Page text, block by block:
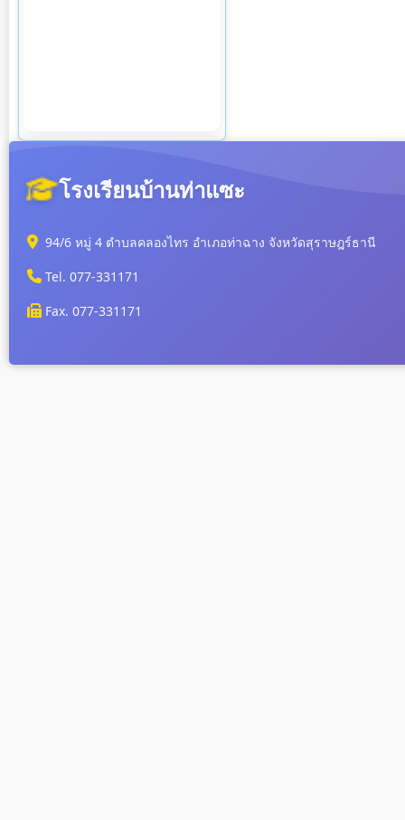
โรงเรียนบ้านท่าแซะ
94/6 หมู่ 4 ตำบลคลองไทร อำเภอท่าฉาง จังหวัดสุราษฎร์ธานี
Tel. 077-331171
Fax. 077-331171